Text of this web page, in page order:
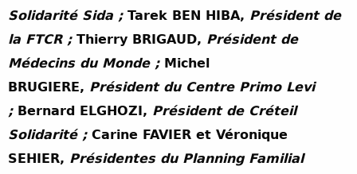
Solidarité Sida ; Tarek BEN HIBA, Président de
la FTCR ; Thierry BRIGAUD, Président de
Médecins du Monde ; Michel
BRUGIERE, Président du Centre Primo Levi
; Bernard ELGHOZI, Président de Créteil
Solidarité ; Carine FAVIER et Véronique
SEHIER, Présidentes du Planning Familial